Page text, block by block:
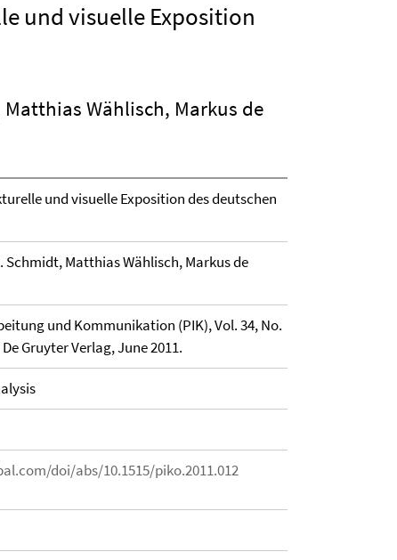
und visuelle Exposition
Wählisch, Markus de
und visuelle Exposition des deutschen
Schmidt, Matthias Wählisch, Markus de
und Kommunikation (PIK), Vol. 34, No.
Gruyter Verlag, June 2011.
doi/abs/10.1515/piko.2011.012